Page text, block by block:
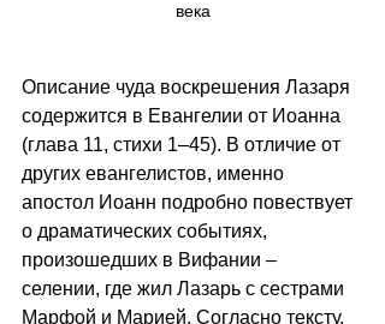
века
Описание чуда воскрешения Лазаря
содержится в Евангелии от Иоанна
(глава 11, стихи 1–45). В отличие от
других евангелистов, именно
апостол Иоанн подробно повествует
о драматических событиях,
произошедших в Вифании –
селении, где жил Лазарь с сестрами
Марфой и Марией. Согласно тексту,